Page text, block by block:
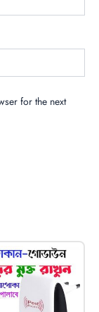
for the next
price
was:
1,999.00৳ .
price
is: